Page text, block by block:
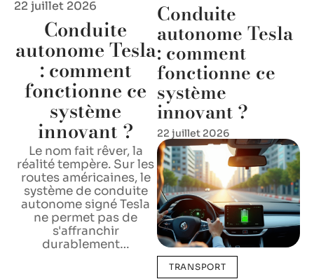
22 juillet 2026
Conduite
autonome Tesla
: comment
fonctionne ce
système
innovant ?
Le nom fait rêver, la
réalité tempère. Sur les
routes américaines, le
système de conduite
autonome signé Tesla
ne permet pas de
s'affranchir
durablement…
Conduite
autonome Tesla
: comment
fonctionne ce
système
innovant ?
22 juillet 2026
TRANSPORT